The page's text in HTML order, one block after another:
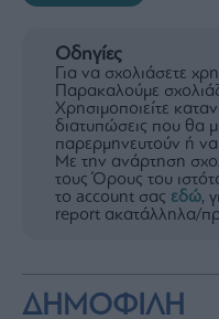
Οδηγίες
Για να σχολιάσετε
Παρακαλούμε
Χρησιμοποιείτε
διατυπώσεις που θα
παρερμηνευτούν ή
Με την ανάρτηση
τους Όρους του
το account σας εδώ,
report ακατάλληλα/
ΔΗΜΟΦΙΛΗ